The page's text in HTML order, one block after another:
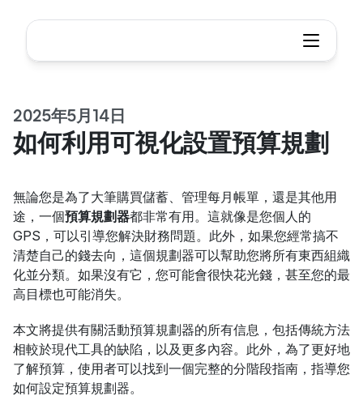
2025年5月14日
如何利用可視化設置預算規劃
無論您是為了大筆購買儲蓄、管理每月帳單，還是其他用
途，一個預算規劃器都非常有用。這就像是您個人的
GPS，可以引導您解決財務問題。此外，如果您經常搞不
清楚自己的錢去向，這個規劃器可以幫助您將所有東西組織
化並分類。如果沒有它，您可能會很快花光錢，甚至您的最
高目標也可能消失。
本文將提供有關活動預算規劃器的所有信息，包括傳統方法
相較於現代工具的缺陷，以及更多內容。此外，為了更好地
了解預算，使用者可以找到一個完整的分階段指南，指導您
如何設定預算規劃器。